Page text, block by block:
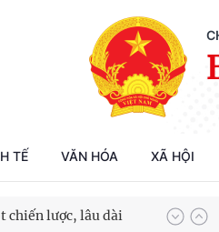
TẾ VĂN HÓA XÃ HỘI
nguyên mới
Chiến dịch 500 ngày đêm tìm kiếm, quy tập và xác định danh tính hài cốt liệt sĩ
Bảo vệ nền tảng tư tưởng của Đảng trong kỷ nguyên phát triển mới
chiến lược, lâu dài